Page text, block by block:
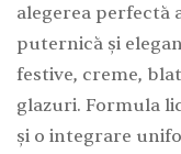
alegerea perfectă
puternică și
festive, creme,
glazuri. Formula
și o integrare